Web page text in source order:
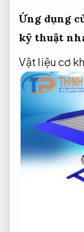
Ứng dụng
kỹ thuật
Vật liệu cơ